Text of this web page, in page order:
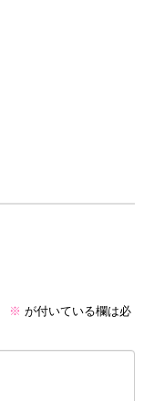
※ が付いている欄は必